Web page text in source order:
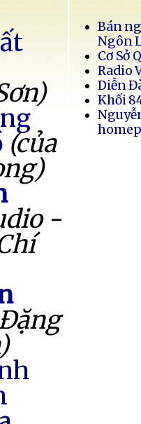
(của
-
Bán
Ngôn
Cơ Sở
Radio
Diễn
Khối